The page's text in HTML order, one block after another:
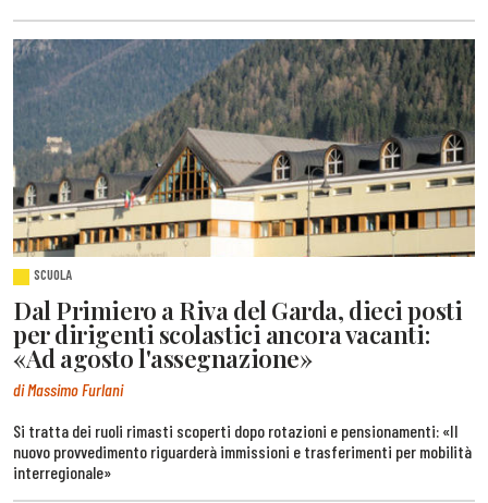
SCUOLA
Dal Primiero a Riva del Garda, dieci posti
per dirigenti scolastici ancora vacanti:
«Ad agosto l'assegnazione»
di Massimo Furlani
Si tratta dei ruoli rimasti scoperti dopo rotazioni e pensionamenti: «Il
nuovo provvedimento riguarderà immissioni e trasferimenti per mobilità
interregionale»